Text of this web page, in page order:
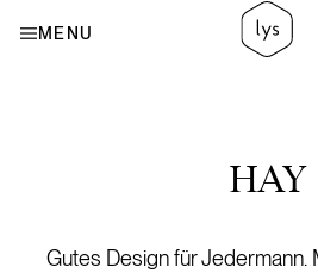
MENU
STORE: DIENSTAG -
SAMSTAG 11 - 16
HAY
Gutes Design für Jedermann.